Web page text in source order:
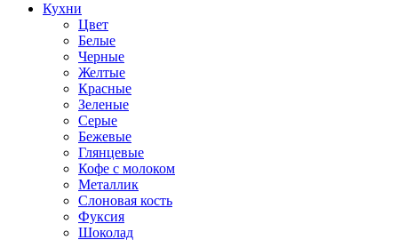
Кухни
Цвет
Белые
Черные
Желтые
Красные
Зеленые
Серые
Бежевые
Глянцевые
Кофе с молоком
Металлик
Слоновая кость
Фуксия
Шоколад